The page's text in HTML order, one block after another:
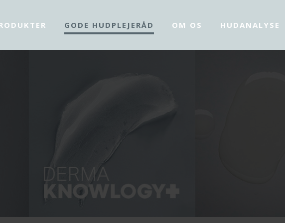
GODE HUDPLEJERÅD OM OS HUDANALYSE